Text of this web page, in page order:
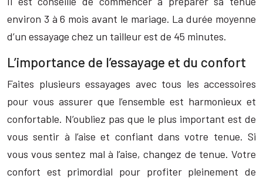
environ 3 à 6 mois avant le mariage. La durée moyenne
d’un essayage chez un tailleur est de 45 minutes.
L’importance de l’essayage et du confort
Faites plusieurs essayages avec tous les accessoires
pour vous assurer que l’ensemble est harmonieux et
confortable. N’oubliez pas que le plus important est de
vous sentir à l’aise et confiant dans votre tenue. Si
vous vous sentez mal à l’aise, changez de tenue. Votre
confort est primordial pour profiter pleinement de